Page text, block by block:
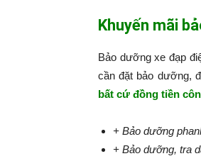
Khuyến mãi
Bảo dưỡng xe đạp
cần đặt bảo dưỡng,
bất cứ đồng tiền
+ Bảo dưỡng
+ Bảo dưỡng, tra